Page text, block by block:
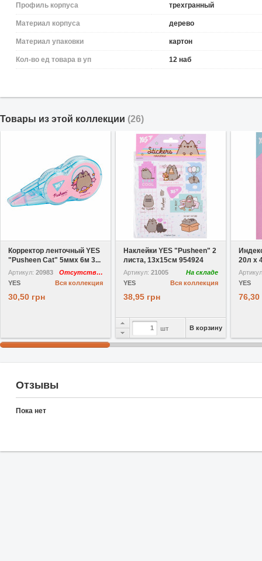
Профиль корпуса трехгранный
Материал корпуса дерево
Материал упаковки картон
Кол-во ед товара в уп 12 наб
Товары из этой коллекции (26)
Корректор ленточный YES
"Pusheen Cat" 5ммx 6м 3...
Артикул: 20983
Отсутствует
Вся коллекция
YES
30,50 грн
В избранное
Наклейки YES "Pusheen" 2
листа, 13х15см 954924
Артикул: 21005
На складе
Вся коллекция
YES
38,95 грн
шт В корзину
20л х
YES
76,30
Отзывы
Пока нет